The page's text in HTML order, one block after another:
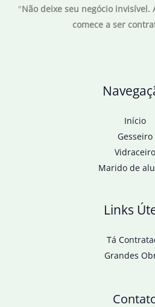
"Não deixe seu negócio
comece a ser
Início
Gesseiro
Vidraceiro
Marido de
Links
Tá
Grandes